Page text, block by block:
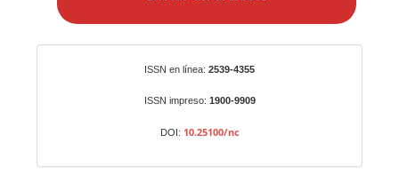
a
t
ISSN en línea: 2539-4355
ISSN impreso: 1900-9909
DOI: 10.25100/nc